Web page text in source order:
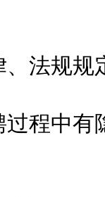
规规
中有